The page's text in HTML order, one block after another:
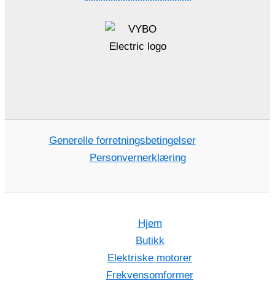
Generelle forretningsbetingelser
Personvernerklæring
Hjem
Butikk
Elektriske motorer
Frekvensomformer